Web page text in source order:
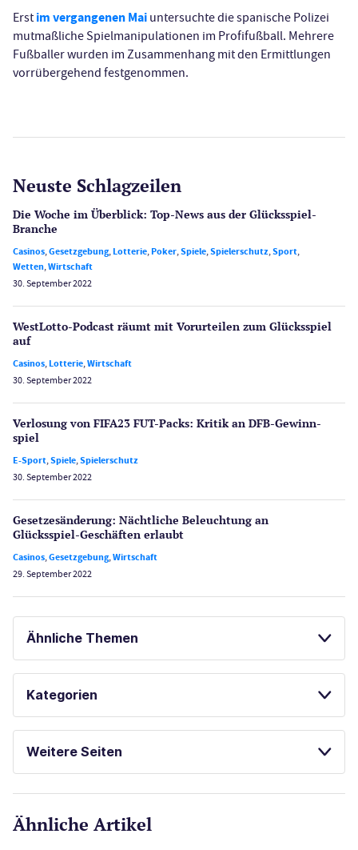
Erst im vergangenen Mai untersuchte die spanische Polizei
mutmaßliche Spielmanipulationen im Profifußball. Mehrere
Fußballer wurden im Zusammenhang mit den Ermittlungen
vorrübergehend festgenommen.
Neuste Schlagzeilen
Die Woche im Überblick: Top-News aus der Glücksspiel-
Branche
Casinos,Gesetzgebung,Lotterie,Poker,Spiele,Spielerschutz,Sport,
Wetten,Wirtschaft
30. September 2022
WestLotto-Podcast räumt mit Vorurteilen zum Glücksspiel
auf
Casinos,Lotterie,Wirtschaft
30. September 2022
Verlosung von FIFA23 FUT-Packs: Kritik an DFB-Gewinn­
spiel
E-Sport,Spiele,Spielerschutz
30. September 2022
Gesetzes­änderung: Nächtliche Beleuch­tung an
Glücksspiel-Geschäften erlaubt
Casinos,Gesetzgebung,Wirtschaft
29. September 2022
Ähnliche Themen
SPORTWETTEN ONLINE SPORTWETTEN
Kategorien
Gesetzgebung
Weitere Seiten
CasinoOnline.de
Ähnliche Artikel